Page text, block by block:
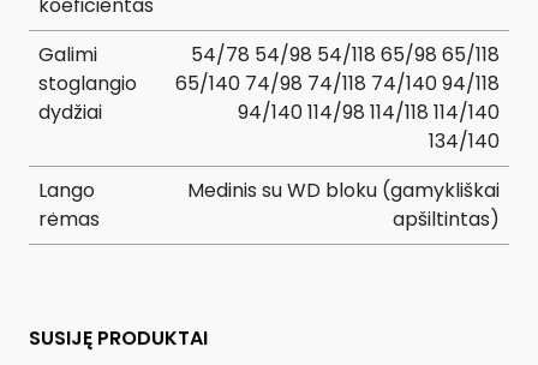
Galimi
stoglangio
dydžiai
54/78 54/98 54/118 65/98 65/118
65/140 74/98 74/118 74/140 94/118
94/140 114/98 114/118 114/140
134/140
Lango
rėmas
Medinis su WD bloku (gamykliškai
apšiltintas)
SUSIJĘ PRODUKTAI